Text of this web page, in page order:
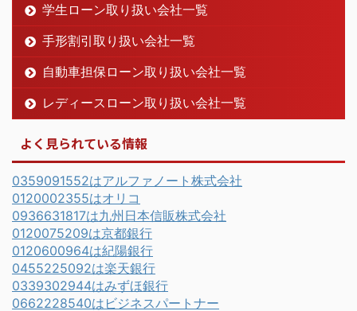
学生ローン取り扱い会社一覧
手形割引取り扱い会社一覧
自動車担保ローン取り扱い会社一覧
レディースローン取り扱い会社一覧
よく見られている情報
0359091552はアルファノート株式会社
0120002355はオリコ
0936631817は九州日本信販株式会社
0120075209は京都銀行
0120600964は紀陽銀行
0455225092は楽天銀行
0339302944はみずほ銀行
0662228540はビジネスパートナー